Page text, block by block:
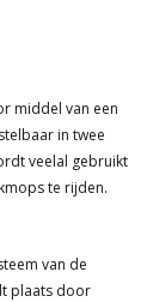
middel van een
in twee
veelal gebruikt
te rijden.
van de
plaats door